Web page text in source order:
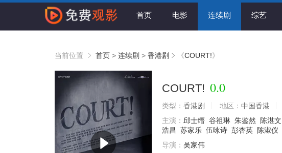
首页 电影 连续剧 综艺
当前位置 首页 > 连续剧 > 香港剧 《COURT!》
COURT! 0.0
类型： 香港剧 地区： 中国香港
主演： 邱士缙 谷祖琳 朱鉴然 陈湛文
浩昌
苏家乐 伍咏诗 彭杏英 陈淑仪
导演： 吴家伟